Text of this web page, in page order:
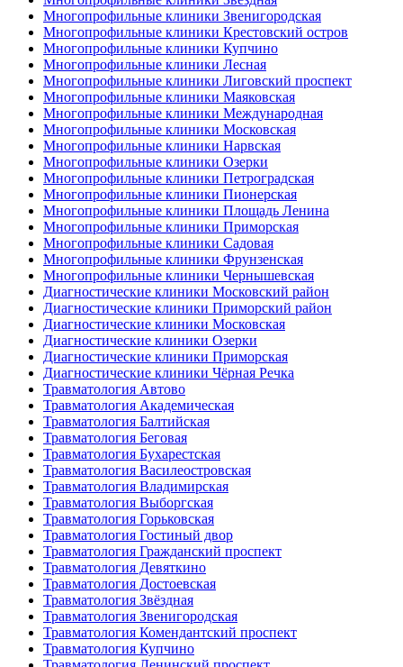
Многопрофильные клиники Звенигородская
Многопрофильные клиники Крестовский остров
Многопрофильные клиники Купчино
Многопрофильные клиники Лесная
Многопрофильные клиники Лиговский проспект
Многопрофильные клиники Маяковская
Многопрофильные клиники Международная
Многопрофильные клиники Московская
Многопрофильные клиники Нарвская
Многопрофильные клиники Озерки
Многопрофильные клиники Петроградская
Многопрофильные клиники Пионерская
Многопрофильные клиники Площадь Ленина
Многопрофильные клиники Приморская
Многопрофильные клиники Садовая
Многопрофильные клиники Фрунзенская
Многопрофильные клиники Чернышевская
Диагностические клиники Московский район
Диагностические клиники Приморский район
Диагностические клиники Московская
Диагностические клиники Озерки
Диагностические клиники Приморская
Диагностические клиники Чёрная Речка
Травматология Автово
Травматология Академическая
Травматология Балтийская
Травматология Беговая
Травматология Бухарестская
Травматология Василеостровская
Травматология Владимирская
Травматология Выборгская
Травматология Горьковская
Травматология Гостиный двор
Травматология Гражданский проспект
Травматология Девяткино
Травматология Достоевская
Травматология Звёздная
Травматология Звенигородская
Травматология Комендантский проспект
Травматология Купчино